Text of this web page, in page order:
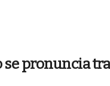
se pronuncia